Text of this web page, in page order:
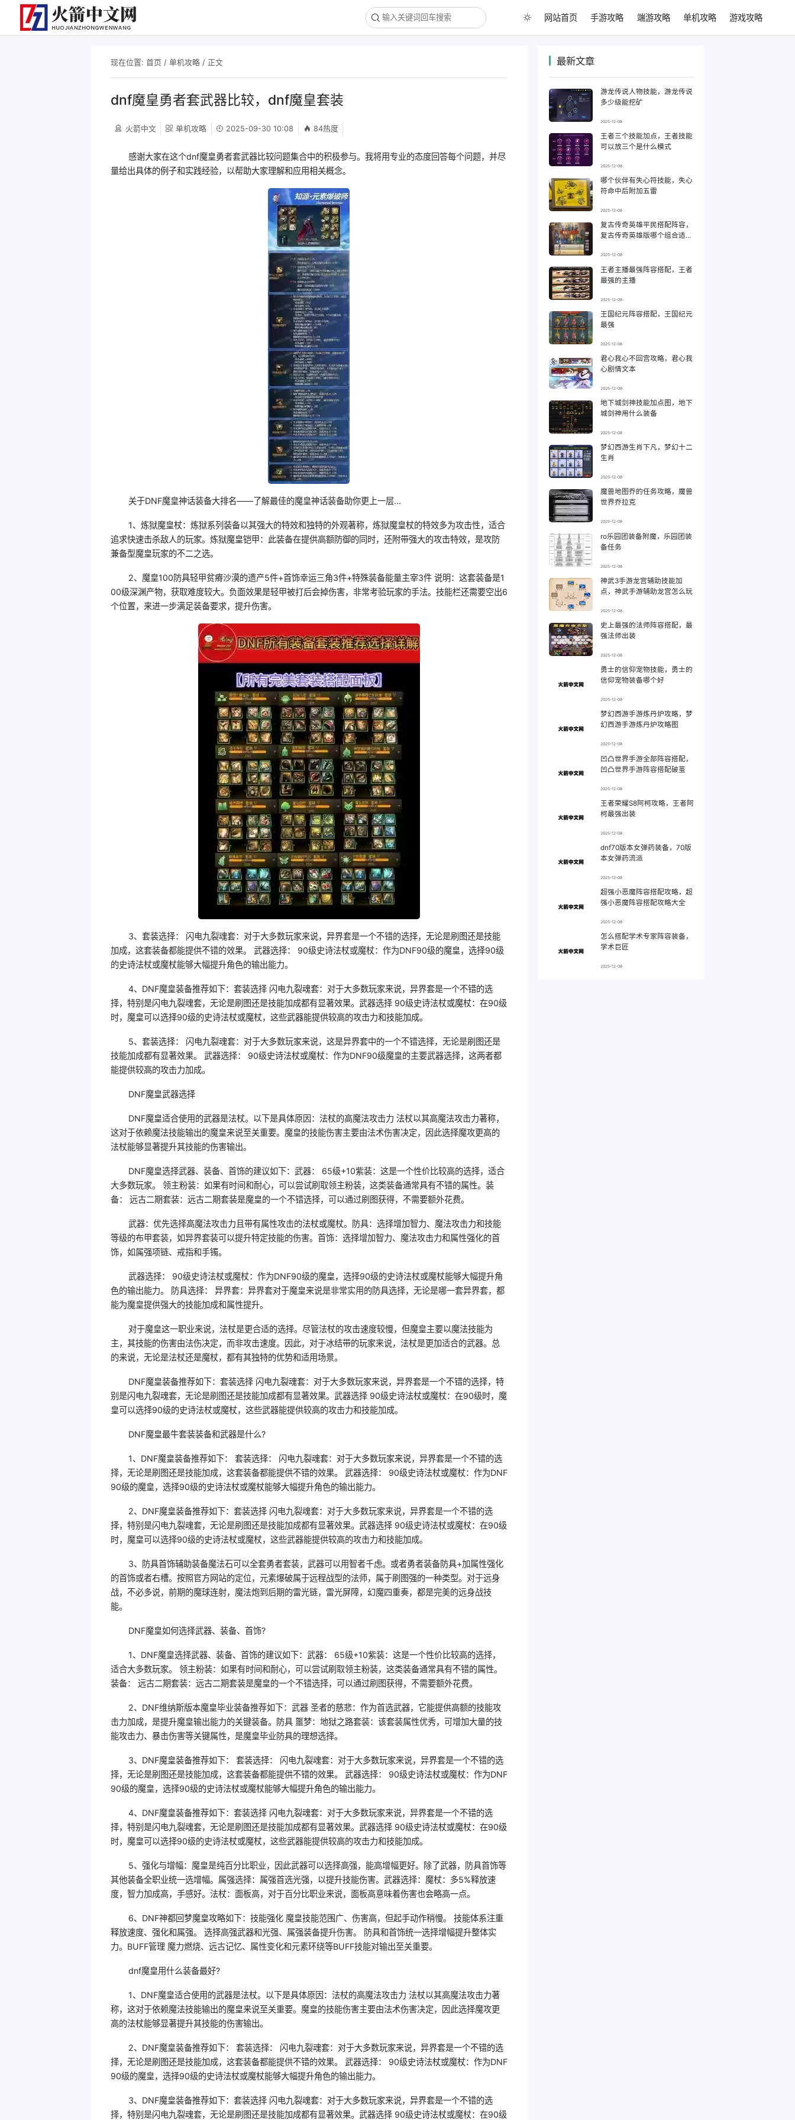
网站首页 手游攻略 端游攻略 单机攻略 游戏攻略
现在位置: 首页 / 单机攻略/ 正文
dnf魔皇勇者套武器比较，dnf魔皇套装
火箭中文 单机攻略 2025-09-30 10:08 84热度
感谢大家在这个dnf魔皇勇者套武器比较问题集合中的积极参与。我将用专业的态度回答每个问题，并尽
量给出具体的例子和实践经验，以帮助大家理解和应用相关概念。
关于DNF魔皇神话装备大排名——了解最佳的魔皇神话装备助你更上一层...
1、炼狱魔皇杖：炼狱系列装备以其强大的特效和独特的外观著称，炼狱魔皇杖的特效多为攻击性，适合
追求快速击杀敌人的玩家。炼狱魔皇铠甲：此装备在提供高额防御的同时，还附带强大的攻击特效，是攻防
兼备型魔皇玩家的不二之选。
2、魔皇100防具轻甲贫瘠沙漠的遗产5件+首饰幸运三角3件+特殊装备能量主宰3件 说明：这套装备是1
00级深渊产物，获取难度较大。负面效果是轻甲被打后会掉伤害，非常考验玩家的手法。技能栏还需要空出6
个位置，来进一步满足装备要求，提升伤害。
3、套装选择： 闪电九裂魂套：对于大多数玩家来说，异界套是一个不错的选择，无论是刷图还是技能
加成，这套装备都能提供不错的效果。 武器选择： 90级史诗法杖或魔杖：作为DNF90级的魔皇，选择90级
的史诗法杖或魔杖能够大幅提升角色的输出能力。
4、DNF魔皇装备推荐如下：套装选择 闪电九裂魂套：对于大多数玩家来说，异界套是一个不错的选
择，特别是闪电九裂魂套，无论是刷图还是技能加成都有显著效果。武器选择 90级史诗法杖或魔杖：在90级
时，魔皇可以选择90级的史诗法杖或魔杖，这些武器能提供较高的攻击力和技能加成。
5、套装选择： 闪电九裂魂套：对于大多数玩家来说，这是异界套中的一个不错选择，无论是刷图还是
技能加成都有显著效果。 武器选择： 90级史诗法杖或魔杖：作为DNF90级魔皇的主要武器选择，这两者都
能提供较高的攻击力加成。
DNF魔皇武器选择
DNF魔皇适合使用的武器是法杖。以下是具体原因：法杖的高魔法攻击力 法杖以其高魔法攻击力著称，
这对于依赖魔法技能输出的魔皇来说至关重要。魔皇的技能伤害主要由法术伤害决定，因此选择魔攻更高的
法杖能够显著提升其技能的伤害输出。
DNF魔皇选择武器、装备、首饰的建议如下：武器： 65级+10紫装：这是一个性价比较高的选择，适合
大多数玩家。 领主粉装：如果有时间和耐心，可以尝试刷取领主粉装，这类装备通常具有不错的属性。装
备： 远古二期套装：远古二期套装是魔皇的一个不错选择，可以通过刷图获得，不需要额外花费。
武器：优先选择高魔法攻击力且带有属性攻击的法杖或魔杖。防具：选择增加智力、魔法攻击力和技能
等级的布甲套装，如异界套装可以提升特定技能的伤害。首饰：选择增加智力、魔法攻击力和属性强化的首
饰，如属强项链、戒指和手镯。
武器选择： 90级史诗法杖或魔杖：作为DNF90级的魔皇，选择90级的史诗法杖或魔杖能够大幅提升角
色的输出能力。 防具选择： 异界套：异界套对于魔皇来说是非常实用的防具选择，无论是哪一套异界套，都
能为魔皇提供强大的技能加成和属性提升。
对于魔皇这一职业来说，法杖是更合适的选择。尽管法杖的攻击速度较慢，但魔皇主要以魔法技能为
主，其技能的伤害由法伤决定，而非攻击速度。因此，对于冰结带的玩家来说，法杖是更加适合的武器。总
的来说，无论是法杖还是魔杖，都有其独特的优势和适用场景。
DNF魔皇装备推荐如下：套装选择 闪电九裂魂套：对于大多数玩家来说，异界套是一个不错的选择，特
别是闪电九裂魂套，无论是刷图还是技能加成都有显著效果。武器选择 90级史诗法杖或魔杖：在90级时，魔
皇可以选择90级的史诗法杖或魔杖，这些武器能提供较高的攻击力和技能加成。
DNF魔皇最牛套装装备和武器是什么?
1、DNF魔皇装备推荐如下： 套装选择： 闪电九裂魂套：对于大多数玩家来说，异界套是一个不错的选
择，无论是刷图还是技能加成，这套装备都能提供不错的效果。 武器选择： 90级史诗法杖或魔杖：作为DNF
90级的魔皇，选择90级的史诗法杖或魔杖能够大幅提升角色的输出能力。
2、DNF魔皇装备推荐如下：套装选择 闪电九裂魂套：对于大多数玩家来说，异界套是一个不错的选
择，特别是闪电九裂魂套，无论是刷图还是技能加成都有显著效果。武器选择 90级史诗法杖或魔杖：在90级
时，魔皇可以选择90级的史诗法杖或魔杖，这些武器能提供较高的攻击力和技能加成。
3、防具首饰辅助装备魔法石可以全套勇者套装，武器可以用智者千虑。或者勇者装备防具+加属性强化
的首饰或者右槽。按照官方网站的定位，元素爆破属于远程战型的法师，属于刷图强的一种类型。对于远身
战，不必多说，前期的魔球连射，魔法炮到后期的雷光链，雷光屏障，幻魔四重奏，都是完美的远身战技
能。
DNF魔皇如何选择武器、装备、首饰?
1、DNF魔皇选择武器、装备、首饰的建议如下：武器： 65级+10紫装：这是一个性价比较高的选择，
适合大多数玩家。 领主粉装：如果有时间和耐心，可以尝试刷取领主粉装，这类装备通常具有不错的属性。
装备： 远古二期套装：远古二期套装是魔皇的一个不错选择，可以通过刷图获得，不需要额外花费。
2、DNF维纳斯版本魔皇毕业装备推荐如下：武器 圣者的慈悲：作为首选武器，它能提供高额的技能攻
击力加成，是提升魔皇输出能力的关键装备。防具 噩梦：地狱之路套装：该套装属性优秀，可增加大量的技
能攻击力、暴击伤害等关键属性，是魔皇毕业防具的理想选择。
3、DNF魔皇装备推荐如下： 套装选择： 闪电九裂魂套：对于大多数玩家来说，异界套是一个不错的选
择，无论是刷图还是技能加成，这套装备都能提供不错的效果。 武器选择： 90级史诗法杖或魔杖：作为DNF
90级的魔皇，选择90级的史诗法杖或魔杖能够大幅提升角色的输出能力。
4、DNF魔皇装备推荐如下：套装选择 闪电九裂魂套：对于大多数玩家来说，异界套是一个不错的选
择，特别是闪电九裂魂套，无论是刷图还是技能加成都有显著效果。武器选择 90级史诗法杖或魔杖：在90级
时，魔皇可以选择90级的史诗法杖或魔杖，这些武器能提供较高的攻击力和技能加成。
5、强化与增幅：魔皇是纯百分比职业，因此武器可以选择高强，能高增幅更好。除了武器，防具首饰等
其他装备全职业统一选增幅。属强选择：属强首选光强，以提升技能伤害。武器选择：魔杖：多5%释放速
度，智力加成高，手感好。法杖：面板高，对于百分比职业来说，面板高意味着伤害也会略高一点。
6、DNF神都回梦魔皇攻略如下：技能强化 魔皇技能范围广、伤害高，但起手动作稍慢。 技能体系注重
释放速度、强化和属强。 选择高强武器和光强、属强装备提升伤害。 防具和首饰统一选择增幅提升整体实
力。BUFF管理 魔力燃烧、远古记忆、属性变化和元素环绕等BUFF技能对输出至关重要。
dnf魔皇用什么装备最好?
1、DNF魔皇适合使用的武器是法杖。以下是具体原因：法杖的高魔法攻击力 法杖以其高魔法攻击力著
称，这对于依赖魔法技能输出的魔皇来说至关重要。魔皇的技能伤害主要由法术伤害决定，因此选择魔攻更
高的法杖能够显著提升其技能的伤害输出。
2、DNF魔皇装备推荐如下： 套装选择： 闪电九裂魂套：对于大多数玩家来说，异界套是一个不错的选
择，无论是刷图还是技能加成，这套装备都能提供不错的效果。 武器选择： 90级史诗法杖或魔杖：作为DNF
90级的魔皇，选择90级的史诗法杖或魔杖能够大幅提升角色的输出能力。
3、DNF魔皇装备推荐如下：套装选择 闪电九裂魂套：对于大多数玩家来说，异界套是一个不错的选
择，特别是闪电九裂魂套，无论是刷图还是技能加成都有显著效果。武器选择 90级史诗法杖或魔杖：在90级
最新文章
游龙传说人物技能，游龙传说
多少级能挖矿
2025-12-08
王者三个技能加点，王者技能
可以放三个是什么模式
2025-12-08
哪个伙伴有失心符技能，失心
符命中后附加五雷
2025-12-08
复古传奇英雄平民搭配阵容，
复古传奇英雄版哪个组合适合
2025-12-08
王者主播最强阵容搭配，王者
最强的主播
2025-12-08
王国纪元阵容搭配，王国纪元
最强
2025-12-08
君心我心不回宫攻略，君心我
心剧情文本
2025-12-08
地下城剑神技能加点图，地下
城剑神用什么装备
2025-12-08
梦幻西游生肖下凡，梦幻十二
生肖
2025-12-08
魔兽地图乔的任务攻略，魔兽
世界乔拉克
2025-12-08
ro乐园团装备附魔，乐园团装
备任务
2025-12-08
神武3手游龙宫辅助技能加
点，神武手游辅助龙宫怎么玩
2025-12-08
史上最强的法师阵容搭配，最
强法师出装
2025-12-08
勇士的信仰宠物技能，勇士的
信仰宠物装备哪个好
2025-12-08
梦幻西游手游炼丹炉攻略，梦
幻西游手游炼丹炉攻略图
2025-12-08
凹凸世界手游全部阵容搭配，
凹凸世界手游阵容搭配破茧
2025-12-08
王者荣耀S8阿柯攻略，王者阿
柯最强出装
2025-12-08
dnf70版本女弹药装备，70版
本女弹药流派
2025-12-08
超强小恶魔阵容搭配攻略，超
强小恶魔阵容搭配攻略大全
2025-12-08
怎么搭配学术专家阵容装备，
学术巨匠
2025-12-08